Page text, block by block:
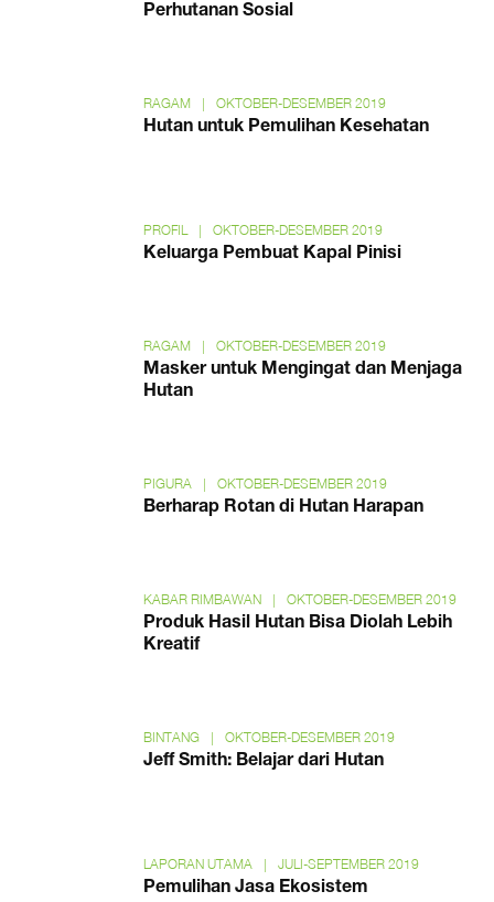
Perhutanan Sosial
RAGAM | OKTOBER-DESEMBER 2019
Hutan untuk Pemulihan Kesehatan
PROFIL | OKTOBER-DESEMBER 2019
Keluarga Pembuat Kapal Pinisi
RAGAM | OKTOBER-DESEMBER 2019
Masker untuk Mengingat dan Menjaga
Hutan
PIGURA | OKTOBER-DESEMBER 2019
Berharap Rotan di Hutan Harapan
KABAR RIMBAWAN | OKTOBER-DESEMBER 2019
Produk Hasil Hutan Bisa Diolah Lebih
Kreatif
BINTANG | OKTOBER-DESEMBER 2019
Jeff Smith: Belajar dari Hutan
LAPORAN UTAMA | JULI-SEPTEMBER 2019
Pemulihan Jasa Ekosistem